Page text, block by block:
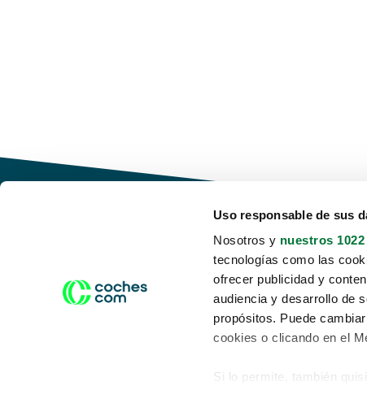
Uso responsable de sus
Nosotros y nuestros
tecnologías como las
ofrecer publicidad y
audiencia y desarrollo de
propósitos. Puede
cookies o clicando en el
Si lo permite, también
Conduce tu futuro,
desata tu movilidad